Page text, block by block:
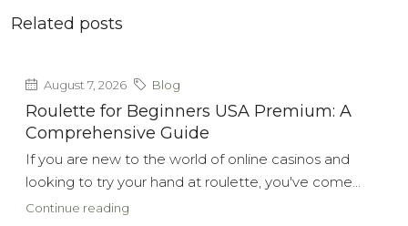
Related posts
August 7, 2026 Blog
Roulette for Beginners USA Premium: A
Comprehensive Guide
If you are new to the world of online casinos and
looking to try your hand at roulette, you've come...
Continue reading